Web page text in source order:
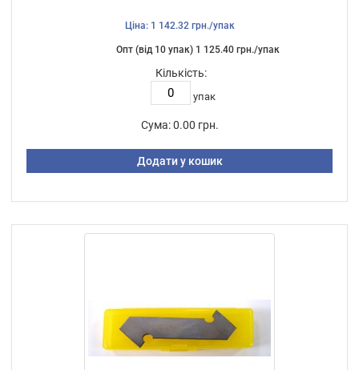
Ціна: 1 142.32 грн./упак
Опт (від 10 упак) 1 125.40 грн./упак
Кількість:
упак
Сума: 0.00 грн.
Додати у кошик